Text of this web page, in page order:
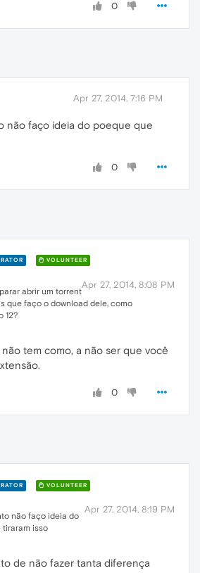
0
Apr 27, 2014, 7:16 PM
não faço ideia do poeque que
0
VOLUNTEER
Apr 27, 2014, 8:08 PM
abrir um torrent
que faço o download dele, como
12?
tem como, a não ser que você
0
VOLUNTEER
Apr 27, 2014, 8:19 PM
não faço ideia do
tiraram isso
de não fazer tanta diferença